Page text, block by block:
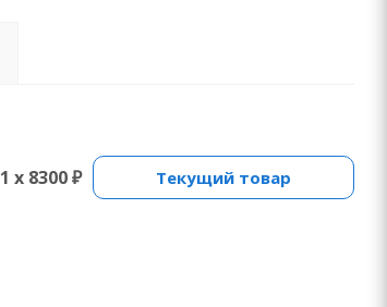
1 x 8300 ₽ Текущий товар